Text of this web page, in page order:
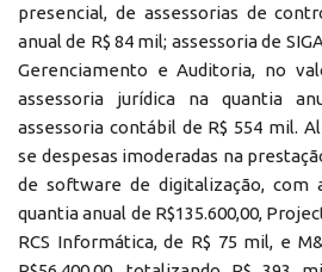
presencial, de assessorias de
anual de R$ 84 mil; assessoria de
Gerenciamento e Auditoria, no
assessoria jurídica na quantia
assessoria contábil de R$ 554 mil.
se despesas imoderadas na
de software de digitalização, com
quantia anual de R$135.600,00,
RCS Informática, de R$ 75 mil, e